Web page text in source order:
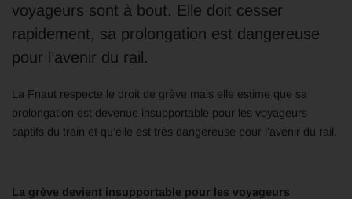
voyageurs sont à bout. Elle doit cesser
rapidement, sa prolongation est dangereuse
pour l’avenir du rail.
La Fnaut respecte le droit de grève mais elle estime que sa
prolongation est devenue insupportable pour les voyageurs
captifs du train et qu’elle est très dangereuse pour l’avenir du rail.
La grève devient insupportable pour les voyageurs